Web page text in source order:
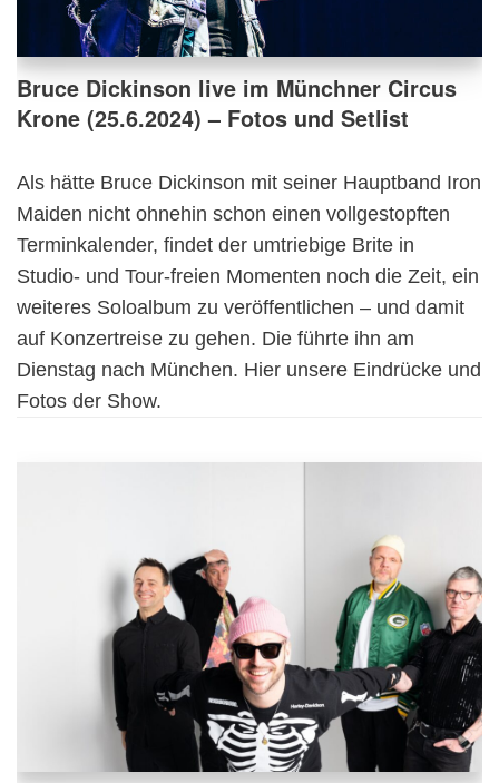
Bruce Dickinson live im Münchner Circus
Krone (25.6.2024) – Fotos und Setlist
Als hätte Bruce Dickinson mit seiner Hauptband Iron
Maiden nicht ohnehin schon einen vollgestopften
Terminkalender, findet der umtriebige Brite in
Studio- und Tour-freien Momenten noch die Zeit, ein
weiteres Soloalbum zu veröffentlichen – und damit
auf Konzertreise zu gehen. Die führte ihn am
Dienstag nach München. Hier unsere Eindrücke und
Fotos der Show.